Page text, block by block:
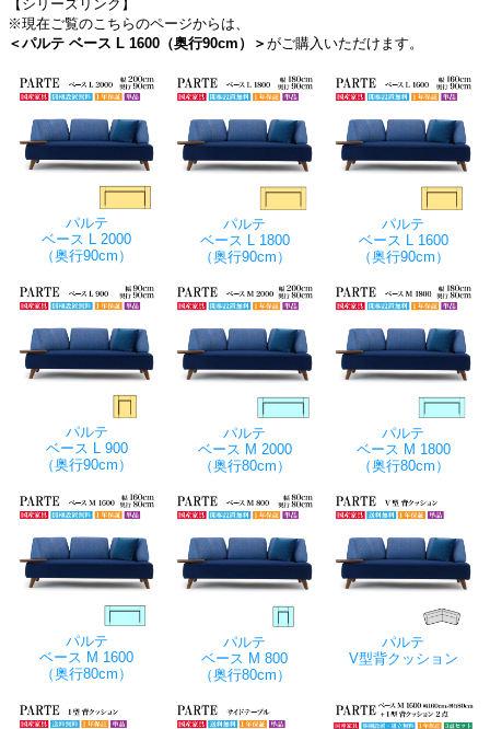
【シリーズリンク】
※現在ご覧のこちらのページからは、
＜パルテ ベース L 1600（奥行90cm）＞ がご購入いただけます。
パルテ
ベース L 2000
（奥行90cm）
パルテ
ベース L 1800
（奥行90cm）
パルテ
ベース L 1600
（奥行90cm）
パルテ
ベース L 900
（奥行90cm）
パルテ
ベース M 2000
（奥行80cm）
パルテ
ベース M 1800
（奥行80cm）
パルテ
ベース M 1600
（奥行80cm）
パルテ
ベース M 800
（奥行80cm）
パルテ
V型背クッション